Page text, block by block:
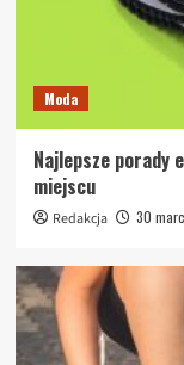
Moda
Najlepsze porady
miejscu
Redakcja 30